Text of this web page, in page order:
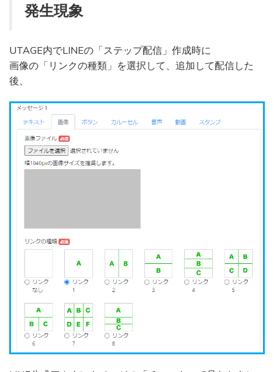
発生現象
UTAGE内でLINEの「ステップ配信」作成時に
画像の「リンクの種類」を選択して、追加して配信した
後、